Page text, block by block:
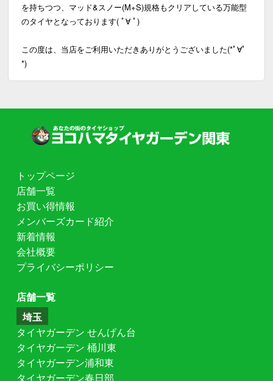
を持ちつつ、マッド&スノー(M+S)規格もクリアしている万能型
のタイヤとなっております( ﾟ∀ ﾟ)
この度は、当店をご利用いただきありがとうございました(*ﾟ∀ﾟ
*)
トップページ
店舗一覧
お買い得情報
メンバーズカード紹介
新着情報
会社概要
プライバシーポリシー
店舗一覧
埼玉
タイヤガーデン せんげん台
タイヤガーデン 桶川東
タイヤガーデン浦和東
タイヤガーデン春日部